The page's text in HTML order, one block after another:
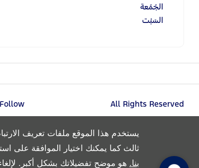
يستخدم هذا الموقع ملفات تعريف
ثالث كما يمكنك اختيار الموافقة على
بنا. هو موضح تفضيلاتك بشكل أكبر.
الجُمُعة
السَبْت
All Rights Reserved Follow بريمير موتورز